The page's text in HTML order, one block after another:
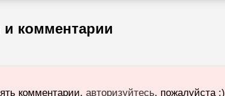
комментарии
комментарии,авторизуйтесь, пожалуйста :)